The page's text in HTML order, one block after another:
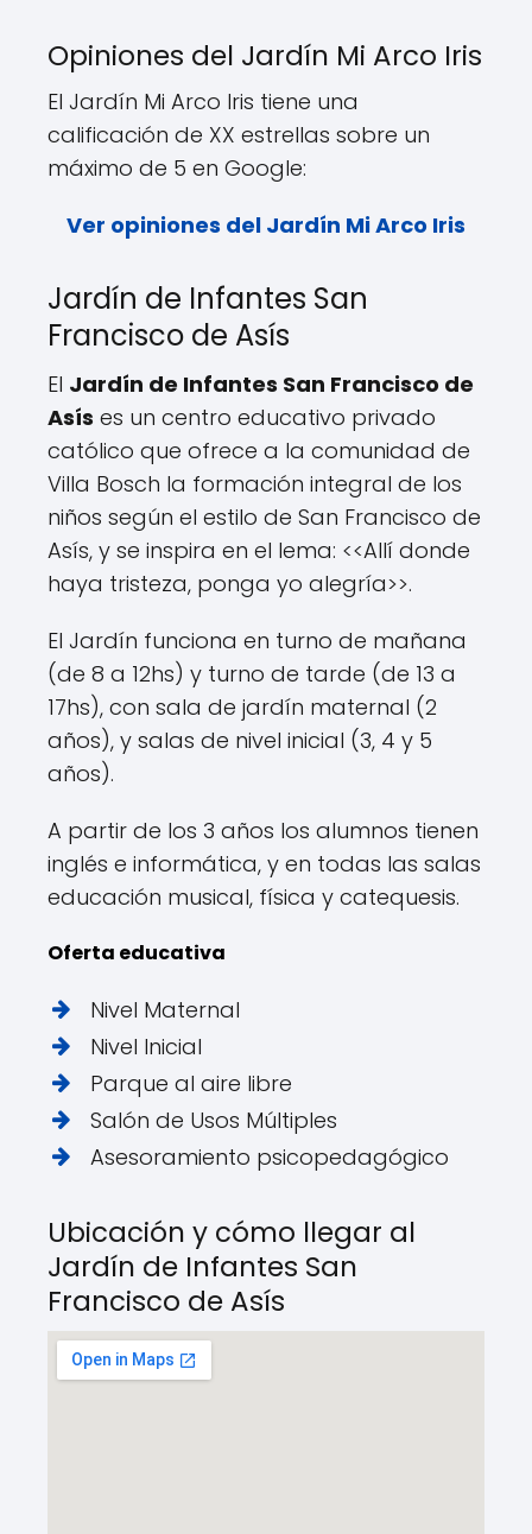
Opiniones del Jardín Mi Arco Iris
El Jardín Mi Arco Iris tiene una
calificación de XX estrellas sobre un
máximo de 5 en Google:
Ver opiniones del Jardín Mi Arco Iris
Jardín de Infantes San
Francisco de Asís
El Jardín de Infantes San Francisco de
Asís es un centro educativo privado
católico que ofrece a la comunidad de
Villa Bosch la formación integral de los
niños según el estilo de San Francisco de
Asís, y se inspira en el lema: <<Allí donde
haya tristeza, ponga yo alegría>>.
El Jardín funciona en turno de mañana
(de 8 a 12hs) y turno de tarde (de 13 a
17hs), con sala de jardín maternal (2
años), y salas de nivel inicial (3, 4 y 5
años).
A partir de los 3 años los alumnos tienen
inglés e informática, y en todas las salas
educación musical, física y catequesis.
Oferta educativa
Nivel Maternal
Nivel Inicial
Parque al aire libre
Salón de Usos Múltiples
Asesoramiento psicopedagógico
Ubicación y cómo llegar al
Jardín de Infantes San
Francisco de Asís